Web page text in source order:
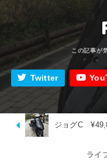
Twitter
ジョグC
ライ